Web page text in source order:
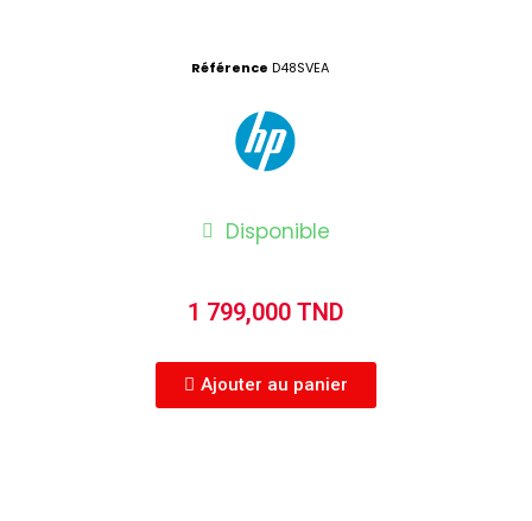
Référence D48SVEA
Disponible
1 799,000 TND
Ajouter au panier